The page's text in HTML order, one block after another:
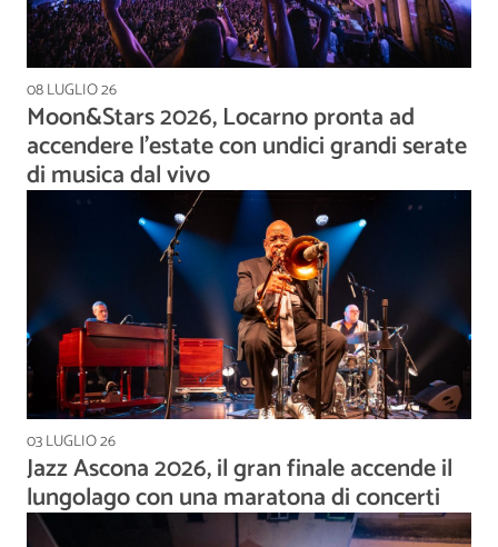
08 LUGLIO 26
Moon&Stars 2026, Locarno pronta ad
accendere l’estate con undici grandi serate
di musica dal vivo
03 LUGLIO 26
Jazz Ascona 2026, il gran finale accende il
lungolago con una maratona di concerti